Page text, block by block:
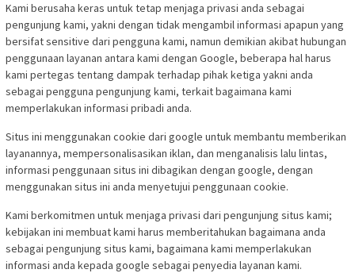
Kami berusaha keras untuk tetap menjaga privasi anda sebagai
pengunjung kami, yakni dengan tidak mengambil informasi apapun yang
bersifat sensitive dari pengguna kami, namun demikian akibat hubungan
penggunaan layanan antara kami dengan Google, beberapa hal harus
kami pertegas tentang dampak terhadap pihak ketiga yakni anda
sebagai pengguna pengunjung kami, terkait bagaimana kami
memperlakukan informasi pribadi anda.
Situs ini menggunakan cookie dari google untuk membantu memberikan
layanannya, mempersonalisasikan iklan, dan menganalisis lalu lintas,
informasi penggunaan situs ini dibagikan dengan google, dengan
menggunakan situs ini anda menyetujui penggunaan cookie.
Kami berkomitmen untuk menjaga privasi dari pengunjung situs kami;
kebijakan ini membuat kami harus memberitahukan bagaimana anda
sebagai pengunjung situs kami, bagaimana kami memperlakukan
informasi anda kepada google sebagai penyedia layanan kami.